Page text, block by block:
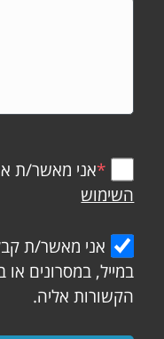
*אני מאשר/ת
השימוש
אני מאשר/ת
במייל, במסרונים
הקשורות אליה.